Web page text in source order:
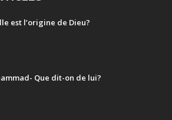
est l’origine de Dieu?
Que dit-on de lui?